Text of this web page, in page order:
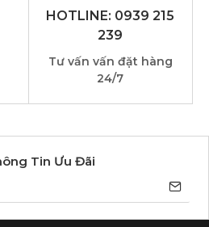
HOTLINE: 0939 215
239
Tư vấn vấn đặt hàng
24/7
Tin Ưu Đãi